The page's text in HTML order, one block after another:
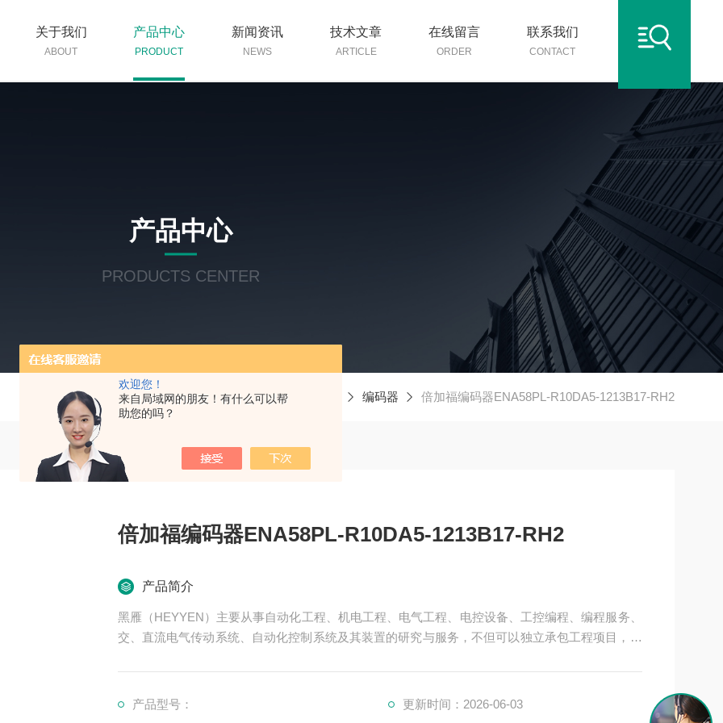
欢迎您！
来自局域网的朋友！有什么可以帮
助您的吗？
关于我们
ABOUT
产品中心
PRODUCT
新闻资讯
NEWS
技术文章
ARTICLE
在线留言
ORDER
联系我们
CONTACT
产品中心
PRODUCTS CENTER
当前位置：首页 产品中心 德国P+F倍加福 编码器 倍加福编码器ENA58PL-R10DA5-1213B17-RH2
倍加福编码器ENA58PL-R10DA5-1213B17-RH2
产品简介
黑雁（HEYYEN）主要从事自动化工程、机电工程、电气工程、电控设备、工控编程、编程服务、
交、直流电气传动系统、自动化控制系统及其装置的研究与服务，不但可以独立承包工程项目，还
倍加福编码器ENA58PL-R10DA5-1213B17-RH2
产品型号： 更新时间：2026-06-03